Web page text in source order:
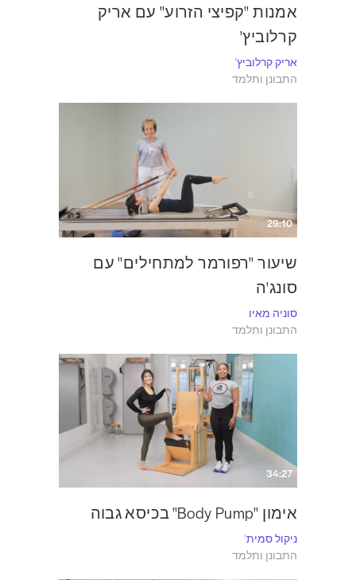
אמנות "קפיצי הזרוע" עם אריק
קרלוביץ'
אריק קרלוביץ'
התבונן ותלמד
29:10
שיעור "רפורמר למתחילים" עם
סונג'ה
סוניה מאיו
התבונן ותלמד
34:27
אימון "Body Pump" בכיסא גבוה
ניקול סמית'
התבונן ותלמד